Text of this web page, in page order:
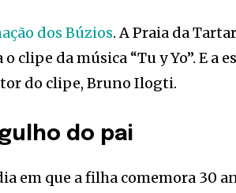
dos Búzios. A Praia da
o clipe da música “Tu y Yo”. E
do clipe, Bruno Ilogti.
do pai
em que a filha comemora 30